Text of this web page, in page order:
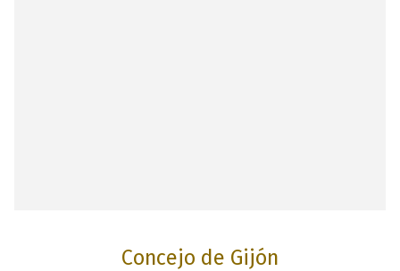
Concejo de Gijón